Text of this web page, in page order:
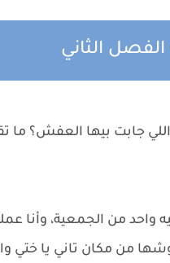
الفصل الثاني
جابت بيها العفش؟ ما
واحد من الجمعية،
من مكان تاني يا ختي